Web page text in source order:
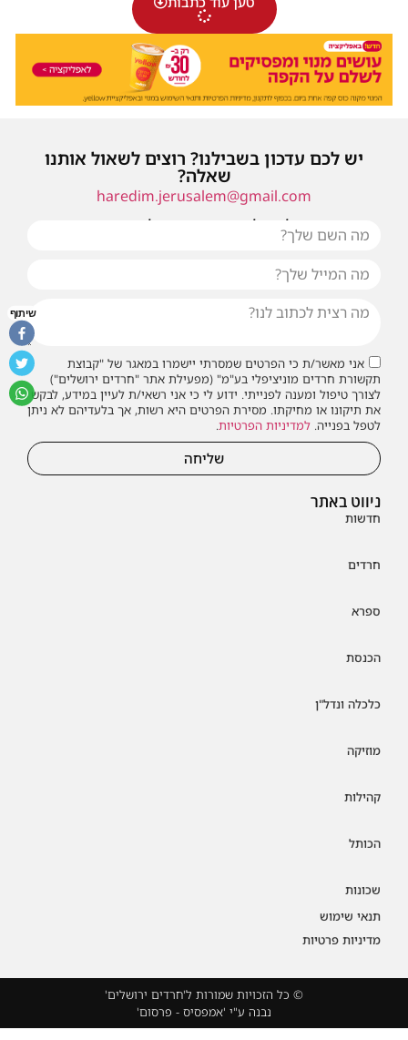
ניווט באתר
חדשות
חרדים
ספרא
הכנסת
כלכלה ונדל"ן
מוזיקה
קהילות
הכותל
שכונות
תנאי שימוש
מדיניות פרטיות
יש לכם עדכון בשבילנו? רוצים לשאול אותנו
שאלה?
haredim.jerusalem@gmail.com
או שילחו אלינו פנייה ונחזור אליכם בהקדם
אני מאשר/ת כי הפרטים שמסרתי יישמרו במאגר של "קבוצת
תקשורת חרדים מוניציפלי בע"מ" (מפעילת אתר "חרדים ירושלים")
לצורך טיפול ומענה לפנייתי. ידוע לי כי אני רשאי/ת לעיין במידע, לבקש
את תיקונו או מחיקתו. מסירת הפרטים היא רשות, אך בלעדיהם לא ניתן
לטפל בפנייה. למדיניות הפרטיות.
שליחה
© כל הזכויות שמורות ל'חרדים ירושלים'
נבנה ע"י 'אמפסיס - פרסום'
שיתוף